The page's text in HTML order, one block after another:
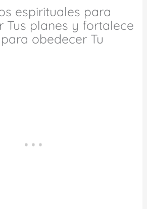
espirituales para
Tus planes y fortalece
obedecer Tu